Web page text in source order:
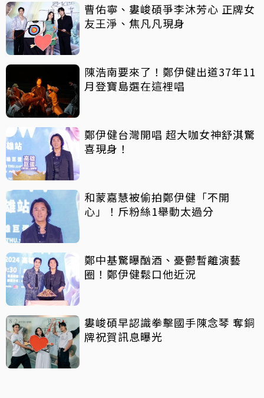
曹佑寧、婁峻碩爭李沐芳心 正牌女
友王淨、焦凡凡現身
陳浩南要來了！鄭伊健出道37年11
月登寶島選在這裡唱
鄭伊健台灣開唱 超大咖女神舒淇驚
喜現身！
和蒙嘉慧被偷拍鄭伊健「不開
心」！斥粉絲1舉動太過分
鄭中基驚曝酗酒、憂鬱暫離演藝
圈！鄭伊健鬆口他近況
婁峻碩早認識拳擊國手陳念琴 奪銅
牌祝賀訊息曝光